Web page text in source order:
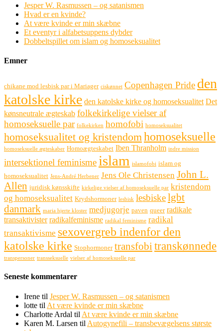
Jesper W. Rasmussen – og satanismen
Hvad er en kvinde?
At være kvinde er min skæbne
Et eventyr i alfabetsuppens dybder
Dobbeltspillet om islam og homoseksualitet
Emner
chikane mod lesbisk par i Mariager ciskønnet Copenhagen Pride den
katolske kirke den katolske kirke og homoseksualitet Det
kønsneutrale ægteskab folkekirkelige vielser af
homoseksuelle par folkekirken homofobi homoseksualitet
homoseksualitet og kristendomhomoseksuelle
homoseksuelle ægteskaber Homoægteskabet Iben Thranholm indre mission
intersektionel feminisme islam islamofobi islam og
homoseksualitet Jens-André Herbener Jens Ole Christensen John L.
Allen juridisk kønsskifte kirkelige vielser af homoseksuelle par kristendom
og homoseksualitet Krydshormoner lesbisk lesbiskelgbt
danmark maria hjerte kloster medjugorje paven queer radikale
transaktivister radikalfeminisme radikal feminisme radikal
transaktivisme sexovergreb indenfor den
katolske kirke Stophormoner transfobi transkønnede
transpersoner transseksuelle vielser af homoseksuelle par
Seneste kommentarer
Irene til Jesper W. Rasmussen – og satanismen
lotte til At være kvinde er min skæbne
Charlotte Ardal til At være kvinde er min skæbne
Karen M. Larsen til Autogynefili – transbevægelsens største